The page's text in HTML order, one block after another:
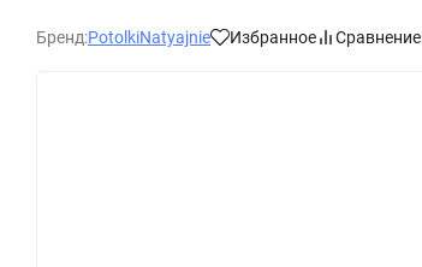
Бренд:PotolkiNatyajnie Избранное Сравнение